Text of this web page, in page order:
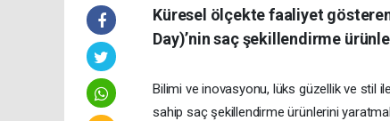
Küresel ölçekte faaliyet
Day)’nin saç şekillendirme
Bilimi ve inovasyonu, lüks güzellik ve stil
sahip saç şekillendirme ürünlerini